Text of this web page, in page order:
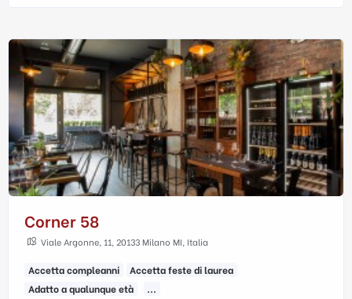
Corner 58
Viale Argonne, 11, 20133 Milano MI, Italia
Accetta compleanni
Accetta feste di laurea
Adatto a qualunque età
...